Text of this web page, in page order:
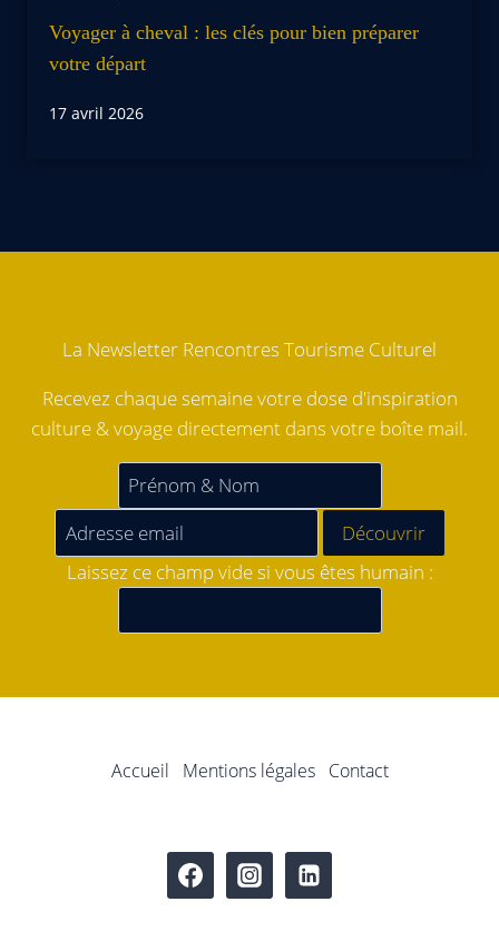
Voyager à cheval : les clés pour bien préparer
votre départ
17 avril 2026
La Newsletter Rencontres Tourisme Culturel
Recevez chaque semaine votre dose d'inspiration
culture & voyage directement dans votre boîte mail.
Laissez ce champ vide si vous êtes humain :
Accueil Mentions légales Contact